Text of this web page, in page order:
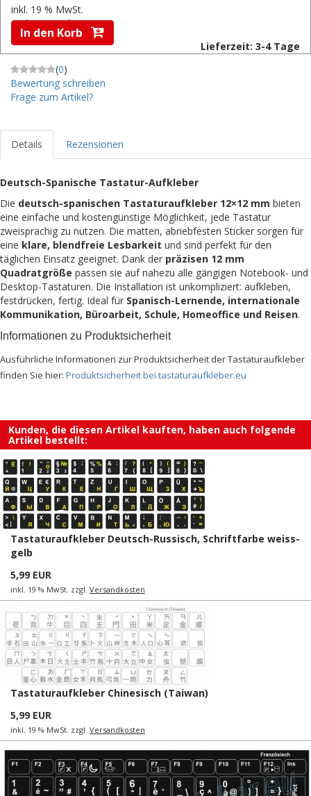
inkl. 19 % MwSt.
zzgl.Versandkosten
Lieferzeit: 3-4 Tage
In den Korb
(0)
Bewertung schreiben
Frage zum Artikel?
Details Rezensionen
Deutsch-Spanische Tastatur-Aufkleber
Die deutsch-spanischen Tastaturaufkleber 12×12 mm bieten
eine einfache und kostengünstige Möglichkeit, jede Tastatur
zweisprachig zu nutzen. Die matten, abriebfesten Sticker sorgen für
eine klare, blendfreie Lesbarkeit und sind perfekt für den
täglichen Einsatz geeignet. Dank der präzisen 12 mm
Quadratgröße passen sie auf nahezu alle gängigen Notebook- und
Desktop-Tastaturen. Die Installation ist unkompliziert: aufkleben,
festdrücken, fertig. Ideal für Spanisch-Lernende, internationale
Kommunikation, Büroarbeit, Schule, Homeoffice und Reisen.
Informationen zu Produktsicherheit
Ausführliche Informationen zur Produktsicherheit der Tastaturaufkleber
finden Sie hier: Produktsicherheit bei tastaturaufkleber.eu
Kunden, die diesen Artikel kauften, haben auch folgende
Artikel bestellt:
Tastaturaufkleber Deutsch-Russisch, Schriftfarbe weiss-
gelb
5,99 EUR
inkl. 19 % MwSt. zzgl. Versandkosten
Tastaturaufkleber Chinesisch (Taiwan)
5,99 EUR
inkl. 19 % MwSt. zzgl. Versandkosten